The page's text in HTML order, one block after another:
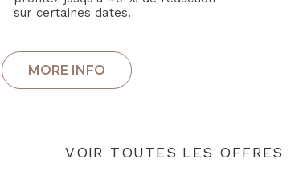
sur certaines dates.
VOIR TOUTES LES OFFRES